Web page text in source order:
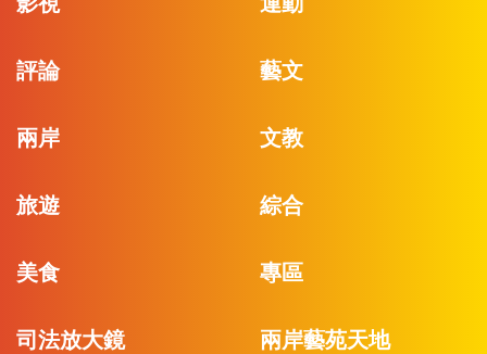
評論 藝文
兩岸 文教
旅遊 綜合
美食 專區
司法放大鏡 兩岸藝苑天地